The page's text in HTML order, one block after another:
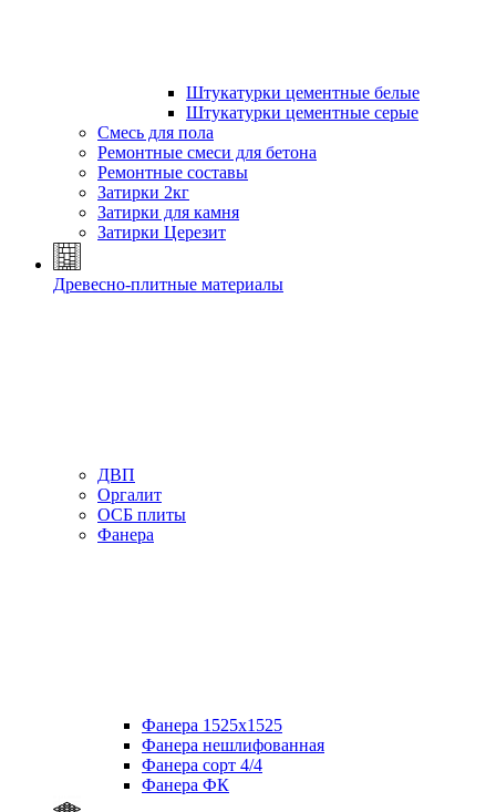
Штукатурки цементные белые
Штукатурки цементные серые
Смесь для пола
Ремонтные смеси для бетона
Ремонтные составы
Затирки 2кг
Затирки для камня
Затирки Церезит
Древесно-плитные материалы
ДВП
Оргалит
ОСБ плиты
Фанера
Фанера 1525х1525
Фанера нешлифованная
Фанера сорт 4/4
Фанера ФК